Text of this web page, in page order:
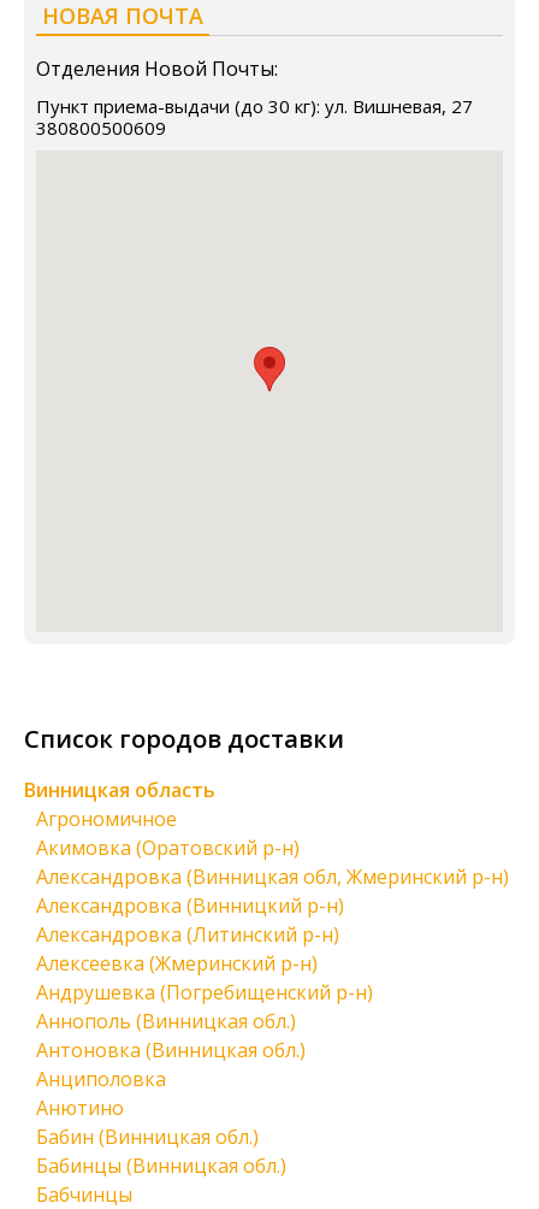
НОВАЯ ПОЧТА
Отделения Новой Почты:
Пункт приема-выдачи (до 30 кг): ул. Вишневая, 27
380800500609
Список городов доставки
Винницкая область
Агрономичное
Акимовка (Оратовский р-н)
Александровка (Винницкая обл, Жмеринский р-н)
Александровка (Винницкий р-н)
Александровка (Литинский р-н)
Алексеевка (Жмеринский р-н)
Андрушевка (Погребищенский р-н)
Аннополь (Винницкая обл.)
Антоновка (Винницкая обл.)
Анциполовка
Анютино
Бабин (Винницкая обл.)
Бабинцы (Винницкая обл.)
Бабчинцы